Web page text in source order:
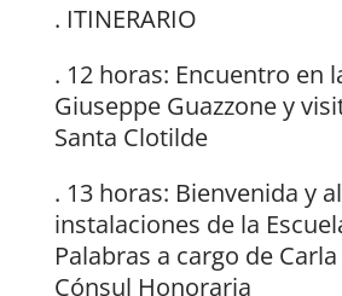
. ITINERARIO
. 12 horas: Encuentro en
Giuseppe Guazzone y
Santa Clotilde
. 13 horas: Bienvenida y
instalaciones de la
Palabras a cargo de
Cónsul Honoraria